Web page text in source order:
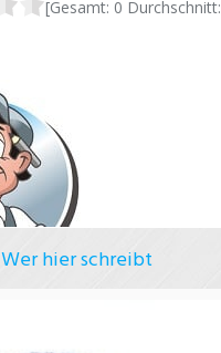
[Gesamt: 0 Durchschnitt:
Wer hier schreibt